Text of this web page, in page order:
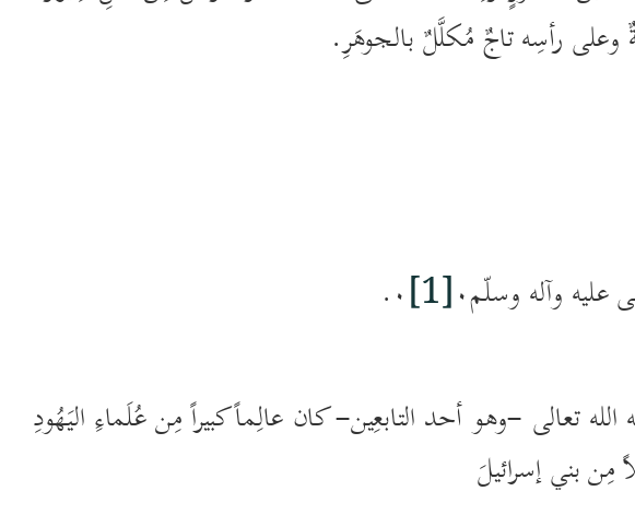
رأسِه تاجٌ مُكلَّلٌ بالجوهَرِ.
وآله وسلّم٠ [1]٠.
تعالى -وهو أحد التابعِين- كان عالِماً كبيراً مِن عُلَماءِ اليَهُودِ
بني إسرائيلَ